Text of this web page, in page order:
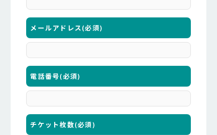
メールアドレス(必須)
電話番号(必須)
チケット枚数(必須)